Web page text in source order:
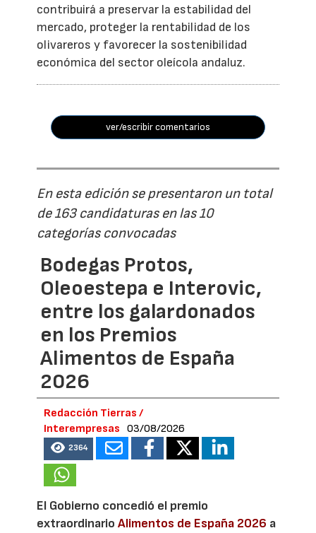
contribuirá a preservar la estabilidad del
mercado, proteger la rentabilidad de los
olivareros y favorecer la sostenibilidad
económica del sector oleícola andaluz.
ver/escribir comentarios
En esta edición se presentaron un total
de 163 candidaturas en las 10
categorías convocadas
Bodegas Protos,
Oleoestepa e Interovic,
entre los galardonados
en los Premios
Alimentos de España
2026
Redacción Tierras /
Interempresas
03/08/2026
2364
El Gobierno concedió el premio
extraordinarioAlimentos de España 2026 a